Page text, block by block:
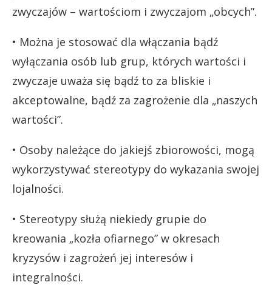
zwyczajów – wartościom i zwyczajom „obcych”.
• Można je stosować dla włączania bądź
wyłączania osób lub grup, których wartości i
zwyczaje uważa się bądź to za bliskie i
akceptowalne, bądź za zagrożenie dla „naszych
wartości”.
• Osoby należące do jakiejś zbiorowości, mogą
wykorzystywać stereotypy do wykazania swojej
lojalności.
• Stereotypy służą niekiedy grupie do
kreowania „kozła ofiarnego” w okresach
kryzysów i zagrożeń jej interesów i
integralności.